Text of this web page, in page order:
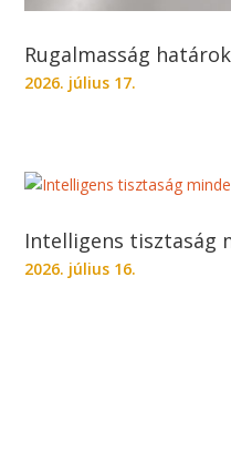
Rugalmasság
2026. július 17.
Intelligens tisztaság
2026. július 16.